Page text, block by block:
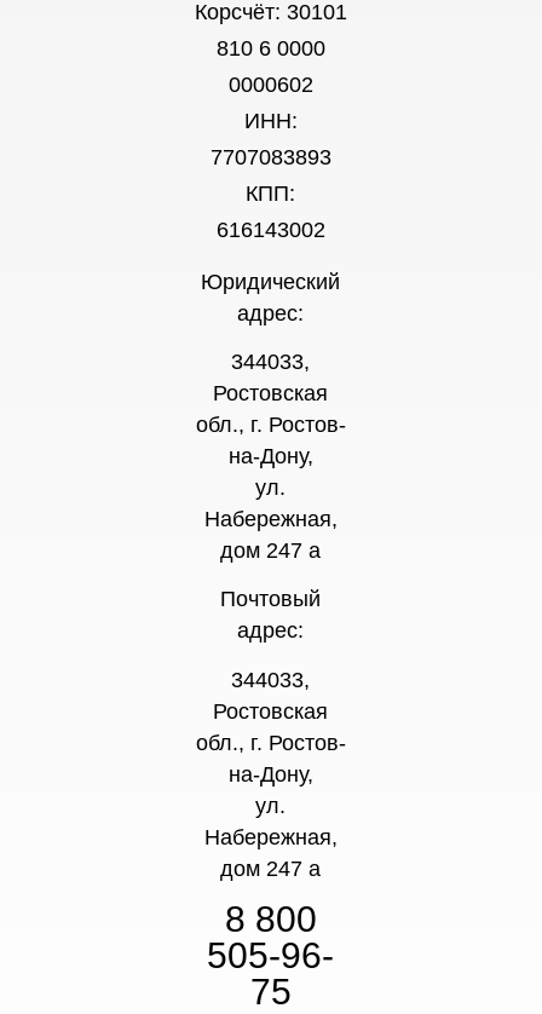
Корсчёт: 30101
810 6 0000
0000602
ИНН:
7707083893
КПП:
616143002
Юридический
адрес:
344033,
Ростовская
обл., г. Ростов-
на-Дону,
ул.
Набережная,
дом 247 а
Почтовый
адрес:
344033,
Ростовская
обл., г. Ростов-
на-Дону,
ул.
Набережная,
дом 247 а
8 800
505-96-
75